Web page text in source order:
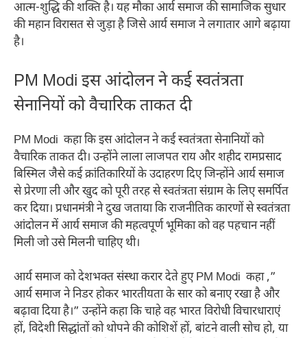
आत्म-शुद्धि की शक्ति है। यह मौका आर्य समाज की सामाजिक सुधार
की महान विरासत से जुड़ा है जिसे आर्य समाज ने लगातार आगे बढ़ाया
है।
PM Modi इस आंदोलन ने कई स्वतंत्रता
सेनानियों को वैचारिक ताकत दी
PM Modi कहा कि इस आंदोलन ने कई स्वतंत्रता सेनानियों को
वैचारिक ताकत दी। उन्होंने लाला लाजपत राय और शहीद रामप्रसाद
बिस्मिल जैसे कई क्रांतिकारियों के उदाहरण दिए जिन्होंने आर्य समाज
से प्रेरणा ली और खुद को पूरी तरह से स्वतंत्रता संग्राम के लिए समर्पित
कर दिया। प्रधानमंत्री ने दुख जताया कि राजनीतिक कारणों से स्वतंत्रता
आंदोलन में आर्य समाज की महत्वपूर्ण भूमिका को वह पहचान नहीं
मिली जो उसे मिलनी चाहिए थी।
आर्य समाज को देशभक्त संस्था करार देते हुए PM Modi कहा ,”
आर्य समाज ने निडर होकर भारतीयता के सार को बनाए रखा है और
बढ़ावा दिया है।” उन्होंने कहा कि चाहे वह भारत विरोधी विचारधाराएं
हों, विदेशी सिद्धांतों को थोपने की कोशिशें हों, बांटने वाली सोच हो, या